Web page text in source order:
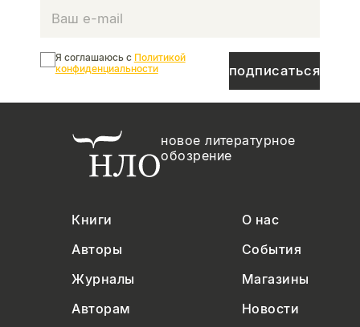
подписаться
Я соглашаюсь с Политикой
конфиденциальности
новое литературное
обозрение
Книги
О нас
Авторы
События
Журналы
Магазины
Авторам
Новости